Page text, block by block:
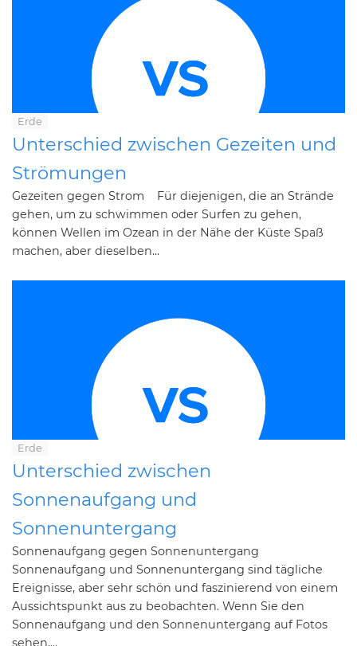
Erde
Unterschied zwischen Gezeiten und
Strömungen
Gezeiten gegen Strom Für diejenigen, die an Strände
gehen, um zu schwimmen oder Surfen zu gehen,
können Wellen im Ozean in der Nähe der Küste Spaß
machen, aber dieselben...
Erde
Unterschied zwischen
Sonnenaufgang und
Sonnenuntergang
Sonnenaufgang gegen Sonnenuntergang
Sonnenaufgang und Sonnenuntergang sind tägliche
Ereignisse, aber sehr schön und faszinierend von einem
Aussichtspunkt aus zu beobachten. Wenn Sie den
Sonnenaufgang und den Sonnenuntergang auf Fotos
sehen,...